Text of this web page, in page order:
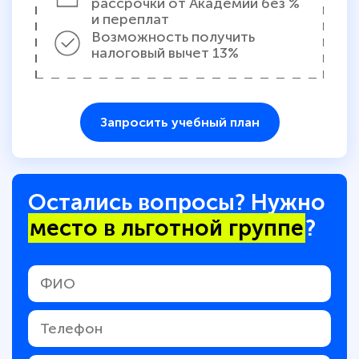
рассрочки от Академии без %
и переплат
Возможность получить
налоговый вычет 13%
Запросить учебный план
Остались вопросы? Нужно
место в льготной группе?